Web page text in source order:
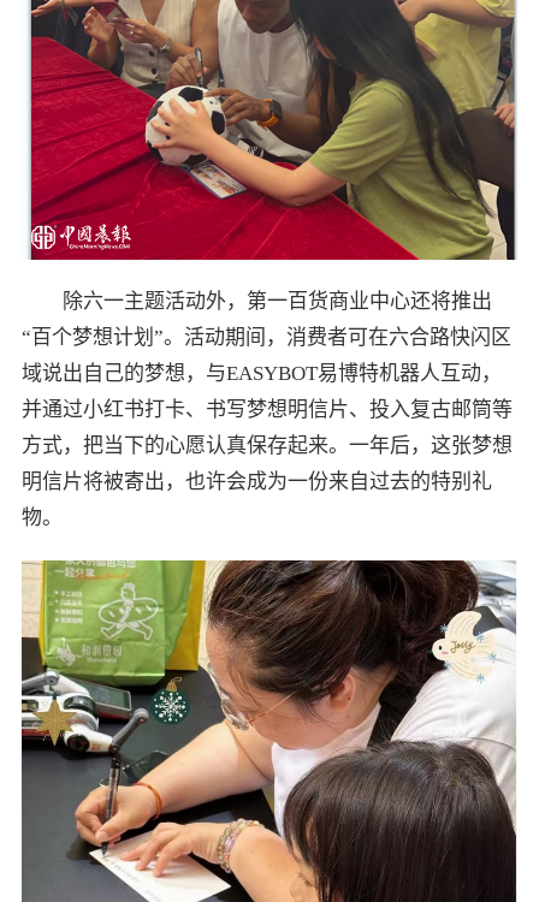
除六一主题活动外，第一百货商业中心还将推出
“百个梦想计划”。活动期间，消费者可在六合路快闪区
域说出自己的梦想，与EASYBOT易博特机器人互动，
并通过小红书打卡、书写梦想明信片、投入复古邮筒等
方式，把当下的心愿认真保存起来。一年后，这张梦想
明信片将被寄出，也许会成为一份来自过去的特别礼
物。